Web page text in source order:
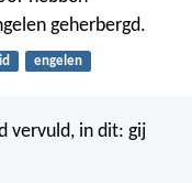
geherbergd.
engelen
vervuld, in dit: gij